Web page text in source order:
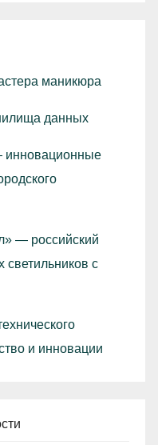
маникюра
данных
инновационные
— российский
светильников с
и инновации